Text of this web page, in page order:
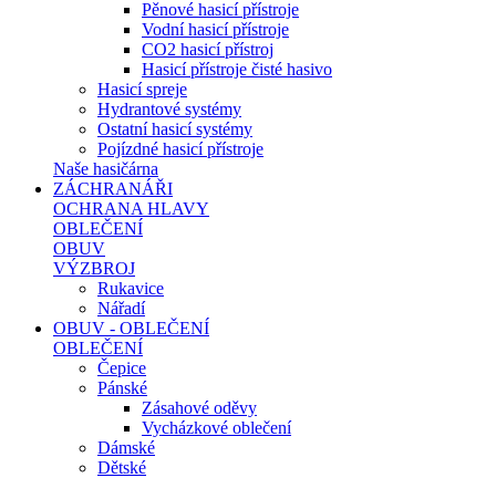
Pěnové hasicí přístroje
Vodní hasicí přístroje
CO2 hasicí přístroj
Hasicí přístroje čisté hasivo
Hasicí spreje
Hydrantové systémy
Ostatní hasicí systémy
Pojízdné hasicí přístroje
Naše hasičárna
ZÁCHRANÁŘI
OCHRANA HLAVY
OBLEČENÍ
OBUV
VÝZBROJ
Rukavice
Nářadí
OBUV - OBLEČENÍ
OBLEČENÍ
Čepice
Pánské
Zásahové oděvy
Vycházkové oblečení
Dámské
Dětské